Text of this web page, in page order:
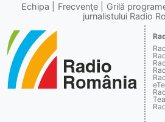
Echipa Frecvenţe Grilă
jurnalistului Radio